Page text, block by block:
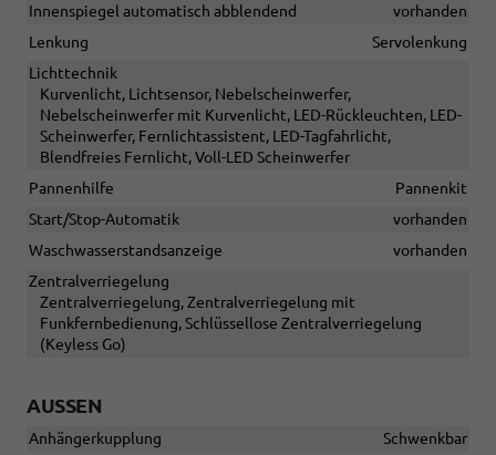
Innenspiegel automatisch abblendend
vorhanden
Lenkung
Servolenkung
Lichttechnik
Kurvenlicht, Lichtsensor, Nebelscheinwerfer,
Nebelscheinwerfer mit Kurvenlicht, LED-Rückleuchten, LED-
Scheinwerfer, Fernlichtassistent, LED-Tagfahrlicht,
Blendfreies Fernlicht, Voll-LED Scheinwerfer
Pannenhilfe
Pannenkit
Start/Stop-Automatik
vorhanden
Waschwasserstandsanzeige
vorhanden
Zentralverriegelung
Zentralverriegelung, Zentralverriegelung mit
Funkfernbedienung, Schlüssellose Zentralverriegelung
(Keyless Go)
AUSSEN
Anhängerkupplung
Schwenkbar